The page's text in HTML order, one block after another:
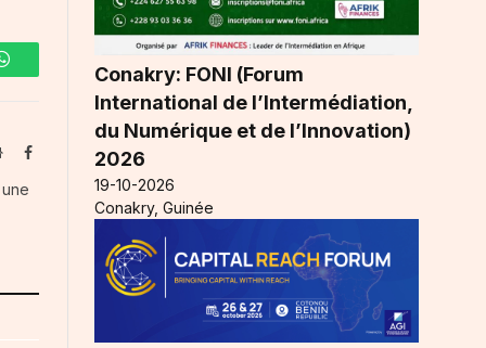
WhatsApp
WebsiteFacebook
Conakry: FONI (Forum
International de l’Intermédiation,
du Numérique et de l’Innovation)
2026
19-10-2026
Conakry, Guinée